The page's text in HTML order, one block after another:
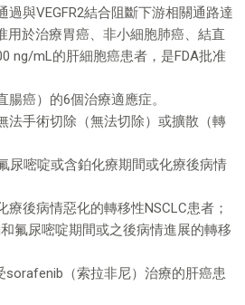
與VEGFR2結合阻斷下游相關通路達
用於治療胃癌、非小細胞肺癌、結直
ng/mL的肝細胞癌患者，是FDA批准
癌）的6個治療適應症。
法手術切除（無法切除）或擴散（轉
尿嘧啶或含鉑化療期間或化療後病情
後病情惡化的轉移性NSCLC患者；
氟尿嘧啶期間或之後病情進展的轉移
sorafenib（索拉非尼）治療的肝癌患